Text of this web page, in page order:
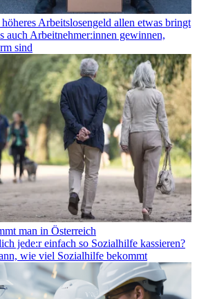
Arbeitslosengeld allen etwas bringt
auch Arbeitnehmer:innen gewinnen,
sind
man in Österreich
jede:r einfach so Sozialhilfe kassieren?
wie viel Sozialhilfe bekommt